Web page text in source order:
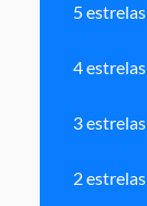
5 estrelas
4 estrelas
3 estrelas
2 estrelas